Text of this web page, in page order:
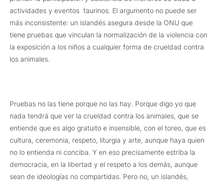
actividades y eventos taurinos. El argumento no puede ser
más inconsistente: un islandés asegura desde la ONU que
tiene pruebas que vinculan la normalización de la violencia con
la exposición a los niños a cualquier forma de crueldad contra
los animales.
Pruebas no las tiene porque no las hay. Porque digo yo que
nada tendrá que ver la crueldad contra los animales, que se
entiende que es algo gratuito e insensible, con el toreo, que es
cultura, ceremonia, respeto, liturgia y arte, aunque haya quien
no lo entienda ni conciba. Y en eso precisamente estriba la
democracia, en la libertad y el respeto a los demás, aunque
sean de ideologías no compartidas. Pero no, un islandés,